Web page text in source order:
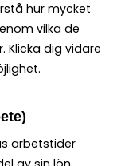
hur mycket
vilka de
Klicka dig vidare
arbetstider